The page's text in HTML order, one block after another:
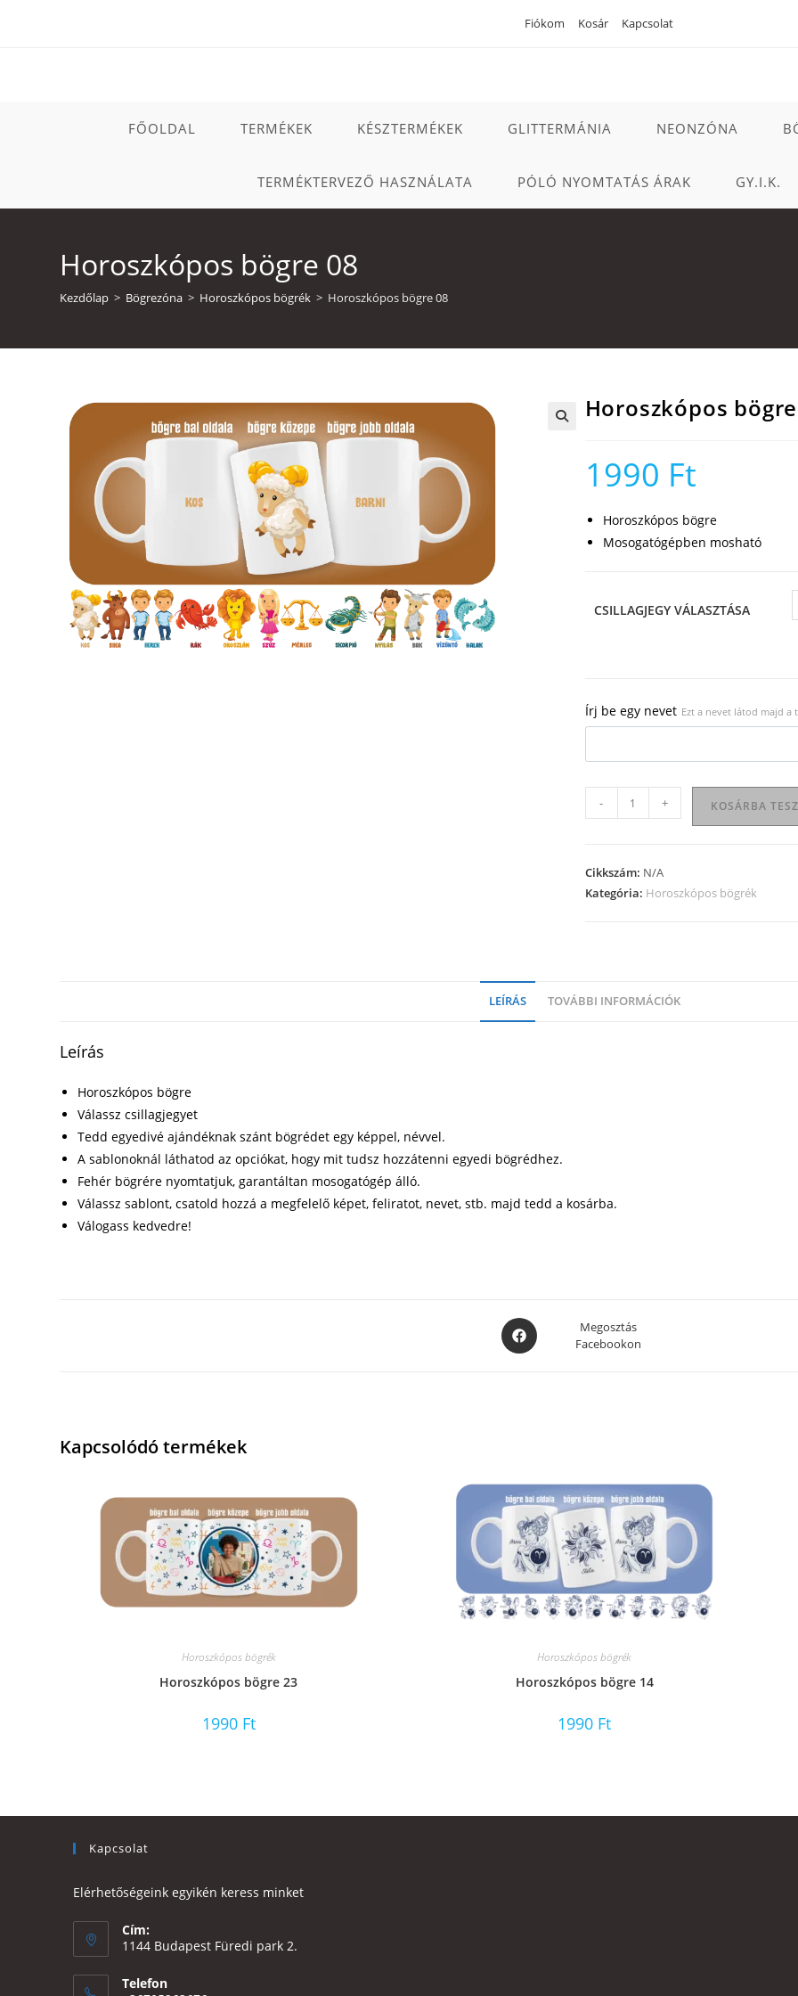
Fiókom Kosár Kapcsolat
FŐOLDAL TERMÉKEK KÉSZTERMÉKEK GLITTERMÁNIA NEONZÓNA
TERMÉKTERVEZŐ HASZNÁLATA PÓLÓ NYOMTATÁS ÁRAK GY.I.K.
Horoszkópos bögre 08
Kezdőlap > Bögrezóna > Horoszkópos bögrék > Horoszkópos bögre 08
Horoszkópos
1990 Ft
Horoszkópos bögre
Mosogatógépben mosható
CSILLAGJEGY VÁLASZTÁSA
Írj be egy nevet Ezt a nevet látod majd a
Horoszkópos
bögre
mennyiség
- + KOSÁRBA
Cikkszám: N/A
Kategória: Horoszkópos bögrék
LEÍRÁS TOVÁBBI INFORMÁCIÓK
Leírás
Horoszkópos bögre
Válassz csillagjegyet
Tedd egyedivé ajándéknak szánt bögrédet egy képpel, névvel.
A sablonoknál láthatod az opciókat, hogy mit tudsz hozzátenni egyedi bögrédhez.
Fehér bögrére nyomtatjuk, garantáltan mosogatógép álló.
Válassz sablont, csatold hozzá a megfelelő képet, feliratot, nevet, stb. majd tedd a kosárba.
Válogass kedvedre!
Opens
in
Megosztás
Facebookon
Kapcsolódó termékek
Horoszkópos bögrék
Horoszkópos bögre 23
1990 Ft
Horoszkópos bögrék
Horoszkópos bögre 14
1990 Ft
Kapcsolat
Elérhetőségeink egyikén keress minket
Cím:
1144 Budapest Füredi park 2.
Telefon